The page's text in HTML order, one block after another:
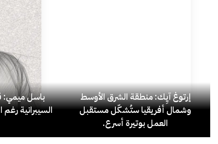
إرتوغ آيِك: منطقة الشرق الأوسط
وشمال أفريقيا ستُشكّل مستقبل
العمل بوتيرة أسرع.
باسل ميمي:
السيبرانية رغم